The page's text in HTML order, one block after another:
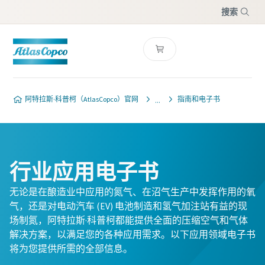
搜索
阿特拉斯·科普柯（AtlasCopco）官网 指南和电子书
行业应用电子书
无论是在酿造业中应用的氮气、在沼气生产中发挥作用的氧
气，还是对电动汽车 (EV) 电池制造和氢气加注站有益的现
场制氮，阿特拉斯·科普柯都能提供全面的压缩空气和气体
解决方案，以满足您的各种应用需求。以下应用领域电子书
将为您提供所需的全部信息。